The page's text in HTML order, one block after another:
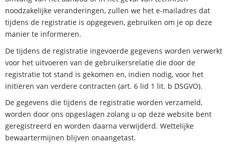
noodzakelijke veranderingen, zullen we het e-mailadres dat
tijdens de registratie is opgegeven, gebruiken om je op deze
manier te informeren.
De tijdens de registratie ingevoerde gegevens worden verwerkt
voor het uitvoeren van de gebruikersrelatie die door de
registratie tot stand is gekomen en, indien nodig, voor het
initiëren van verdere contracten (art. 6 lid 1 lit. b DSGVO).
De gegevens die tijdens de registratie worden verzameld,
worden door ons opgeslagen zolang u op deze website bent
geregistreerd en worden daarna verwijderd. Wettelijke
bewaartermijnen blijven onaangetast.